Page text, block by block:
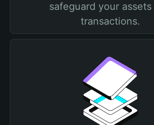
safeguard your assets
transactions.